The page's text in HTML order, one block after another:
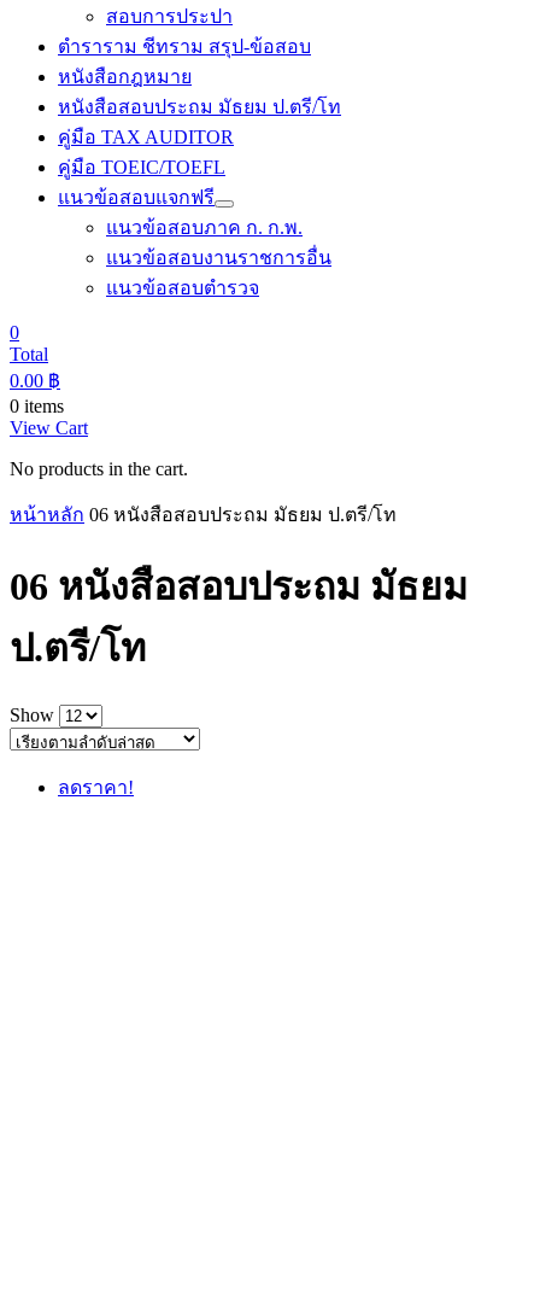
สอบการประปา
ตำราราม ชีทราม สรุป-ข้อสอบ
หนังสือกฎหมาย
หนังสือสอบประถม มัธยม ป.ตรี/โท
คู่มือ TAX AUDITOR
คู่มือ TOEIC/TOEFL
แนวข้อสอบแจกฟรี
แนวข้อสอบภาค ก. ก.พ.
แนวข้อสอบงานราชการอื่น
แนวข้อสอบตำรวจ
0
Total
0.00 ฿
0 items
View Cart
No products in the cart.
หน้าหลัก 06 หนังสือสอบประถม มัธยม ป.ตรี/โท
06 หนังสือสอบประถม มัธยม
ป.ตรี/โท
Show
ลดราคา!